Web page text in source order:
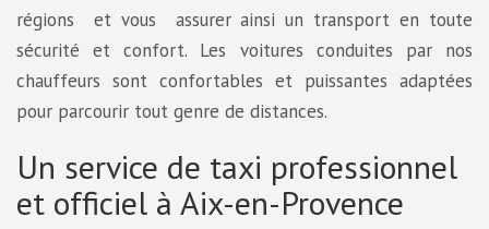
régions et vous assurer ainsi un transport en toute
sécurité et confort. Les voitures conduites par nos
chauffeurs sont confortables et puissantes adaptées
pour parcourir tout genre de distances.
Un service de taxi professionnel
et officiel à Aix-en-Provence